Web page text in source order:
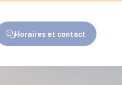
Horaires et contact